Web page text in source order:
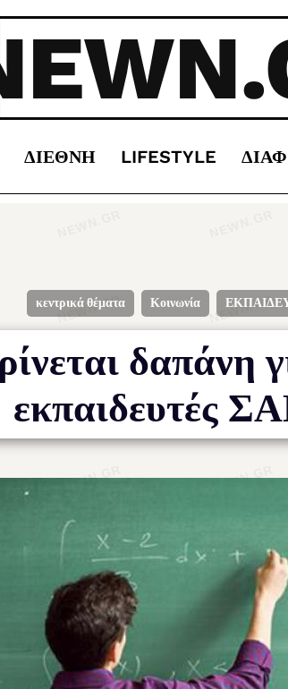
ΔΙΕΘΝΉ LIFESTYLE
κεντρικά θέματα Κοινωνία
δαπάνη
εκπαιδευτές